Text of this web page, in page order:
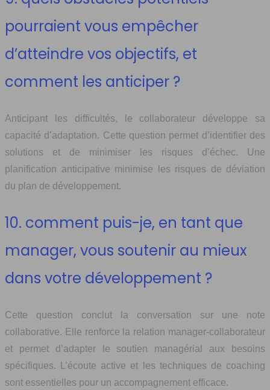
pourraient vous empêcher
d’atteindre vos objectifs, et
comment les anticiper ?
Anticipant les difficultés, le collaborateur développe sa
capacité d’adaptation. Cette question permet d’identifier des
solutions et de minimiser les risques d’échec. Une
planification anticipative minimise les risques de déviation
du plan de développement.
10. comment puis-je, en tant que
manager, vous soutenir au mieux
dans votre développement ?
Cette question conclut la conversation sur une note
collaborative. Elle renforce la relation manager-collaborateur
et permet d’adapter le soutien managérial aux besoins
spécifiques. L’écoute active et les techniques de coaching
sont essentielles pour un accompagnement efficace.